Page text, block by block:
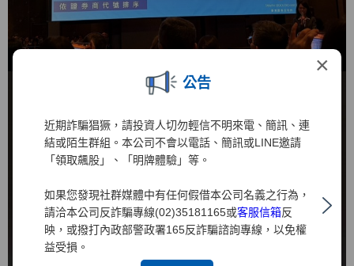
×
公告
近期詐騙猖獗，請投資人切勿輕信不明來電、簡訊、連
結或陌生群組。本公司不會以電話、簡訊或LINE邀請
「領取飆股」、「明牌體驗」等。
如果您發現社群媒體中有任何假借本公司名義之行為，
請洽本公司反詐騙專線(02)35181165或客服信箱反
映，或撥打內政部警政署165反詐騙諮詢專線，以免權
益受損。